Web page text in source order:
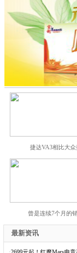
捷达VA3相比大众
曾是连续7个月的
最新资讯